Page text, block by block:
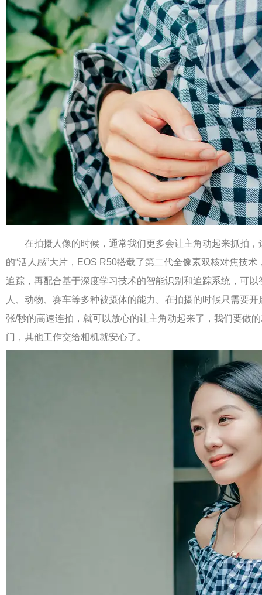
在拍摄人像的时候，通常我们更多会让主角动起来抓拍，
的“活人感”大片，EOS R50搭载了第二代全像素双核对焦技
追踪，再配合基于深度学习技术的智能识别和追踪系统，可以
人、动物、赛车等多种被摄体的能力。在拍摄的时候只需要
张/秒的高速连拍，就可以放心的让主角动起来了，我们要做
门，其他工作交给相机就安心了。